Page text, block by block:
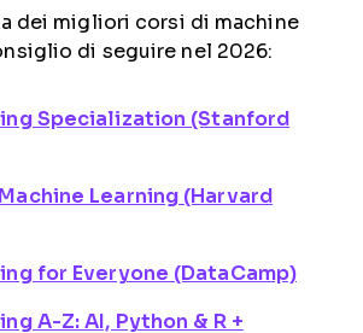
dei migliori corsi di machine
di seguire nel 2026:
Specialization (Stanford
Learning (Harvard
for Everyone (DataCamp)
A-Z: AI, Python & R +